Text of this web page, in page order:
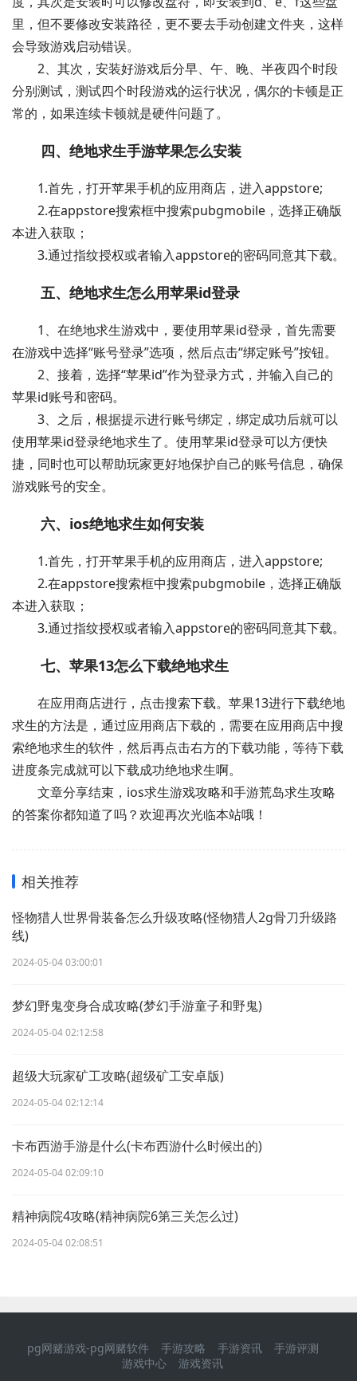
里，但不要修改安装路径，更不要去手动创建文件夹，这样
会导致游戏启动错误。
2、其次，安装好游戏后分早、午、晚、半夜四个时段
分别测试，测试四个时段游戏的运行状况，偶尔的卡顿是正
常的，如果连续卡顿就是硬件问题了。
四、绝地求生手游苹果怎么安装
1.首先，打开苹果手机的应用商店，进入appstore;
2.在appstore搜索框中搜索pubgmobile，选择正确版
本进入获取；
3.通过指纹授权或者输入appstore的密码同意其下载。
五、绝地求生怎么用苹果id登录
1、在绝地求生游戏中，要使用苹果id登录，首先需要
在游戏中选择“账号登录”选项，然后点击“绑定账号”按钮。
2、接着，选择“苹果id”作为登录方式，并输入自己的
苹果id账号和密码。
3、之后，根据提示进行账号绑定，绑定成功后就可以
使用苹果id登录绝地求生了。使用苹果id登录可以方便快
捷，同时也可以帮助玩家更好地保护自己的账号信息，确保
游戏账号的安全。
六、ios绝地求生如何安装
1.首先，打开苹果手机的应用商店，进入appstore;
2.在appstore搜索框中搜索pubgmobile，选择正确版
本进入获取；
3.通过指纹授权或者输入appstore的密码同意其下载。
七、苹果13怎么下载绝地求生
在应用商店进行，点击搜索下载。苹果13进行下载绝地
求生的方法是，通过应用商店下载的，需要在应用商店中搜
索绝地求生的软件，然后再点击右方的下载功能，等待下载
进度条完成就可以下载成功绝地求生啊。
文章分享结束，ios求生游戏攻略和手游荒岛求生攻略
的答案你都知道了吗？欢迎再次光临本站哦！
相关推荐
怪物猎人世界骨装备怎么升级攻略(怪物猎人2g骨刀升级路
线)
2024-05-04 03:00:01
梦幻野鬼变身合成攻略(梦幻手游童子和野鬼)
2024-05-04 02:12:58
超级大玩家矿工攻略(超级矿工安卓版)
2024-05-04 02:12:14
卡布西游手游是什么(卡布西游什么时候出的)
2024-05-04 02:09:10
精神病院4攻略(精神病院6第三关怎么过)
2024-05-04 02:08:51
pg网赌游戏-pg网赌软件 手游攻略 手游资讯
手游评测
游戏中心
游戏资讯